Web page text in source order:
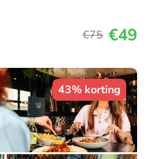
€75 €49
43% korting